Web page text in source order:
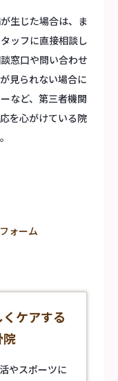
生じた場合は、ま
ッフに直接相談し
窓口や問い合わせ
見られない場合に
など、第三者機関
を心がけている院
ォーム
ケアする
院
やスポーツに